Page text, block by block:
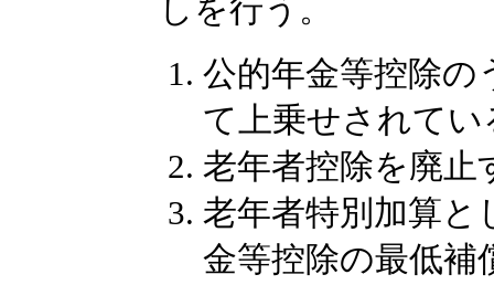
しを行う。
公的年金等控除の
て上乗せされて
老年者控除を廃止
老年者特別加算と
金等控除の最低補